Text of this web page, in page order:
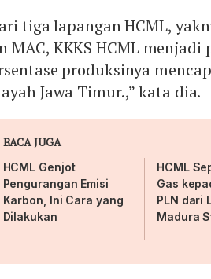
tiga lapangan HCML,
MAC, KKKS HCML
produksinya
Jawa Timur.,” kata dia.
BACA JUGA
HCML Genjot
Pengurangan Emisi
Karbon, Ini Cara yang
Dilakukan
HCML
Gas
PLN dari
Madura